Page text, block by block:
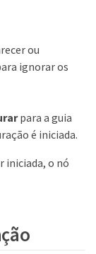
ou
ignorar os
para a guia
é iniciada.
iniciada, o nó